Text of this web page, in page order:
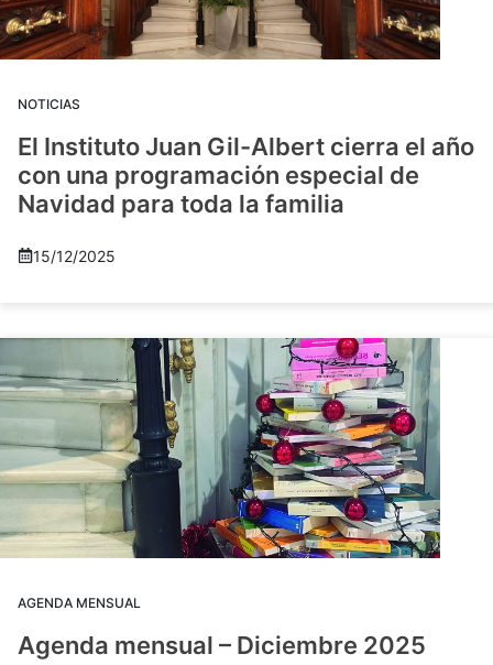
NOTICIAS
El Instituto Juan Gil-Albert cierra el año
con una programación especial de
Navidad para toda la familia
15/12/2025
AGENDA MENSUAL
Agenda mensual – Diciembre 2025